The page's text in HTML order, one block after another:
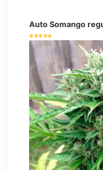
Auto Somango